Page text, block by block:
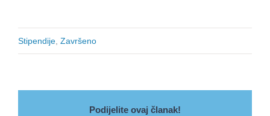
Stipendije, Završeno
Podijelite ovaj članak!